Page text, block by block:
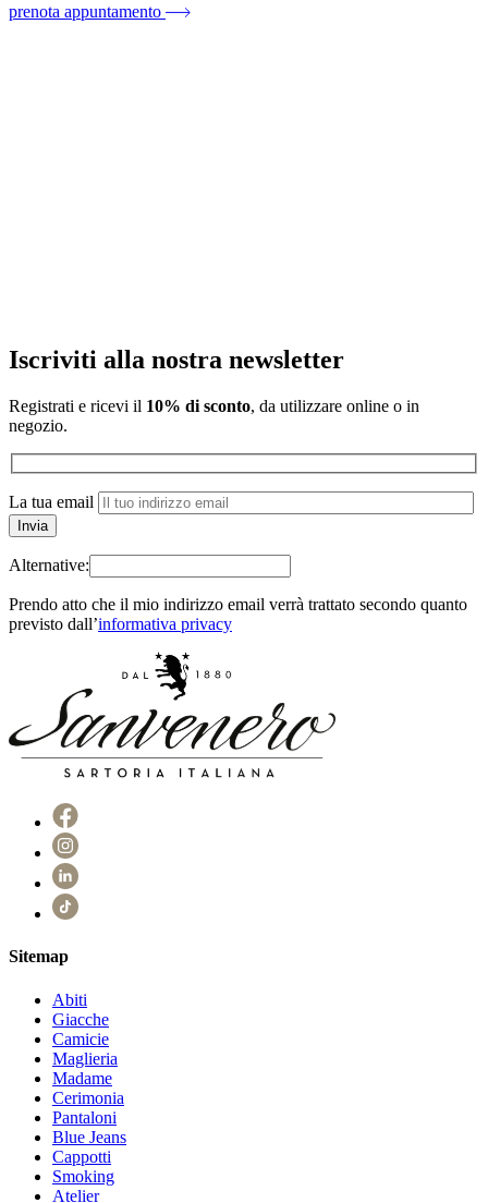
prenota appuntamento
Iscriviti alla nostra newsletter
Registrati e ricevi il 10% di sconto, da utilizzare online o in
negozio.
La tua email
Alternative:
Prendo atto che il mio indirizzo email verrà trattato secondo quanto
previsto dall’informativa privacy
Sitemap
Abiti
Giacche
Camicie
Maglieria
Madame
Cerimonia
Pantaloni
Blue Jeans
Cappotti
Smoking
Atelier